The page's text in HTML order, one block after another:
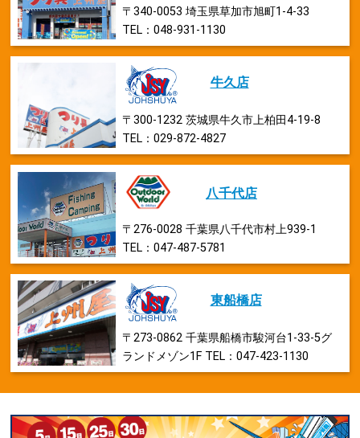
〒340-0053 埼玉県草加市旭町1-4-33
TEL：048-931-1130
牛久店
〒300-1232 茨城県牛久市上柏田4-19-8
TEL：029-872-4827
八千代店
〒276-0028 千葉県八千代市村上939-1
TEL：047-487-5781
東船橋店
〒273-0862 千葉県船橋市駿河台1-33-5グ
ランドメゾン1F TEL：047-423-1130